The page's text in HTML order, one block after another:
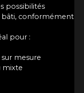
possibilités
bâti, conformément
pour :
mesure
mixte